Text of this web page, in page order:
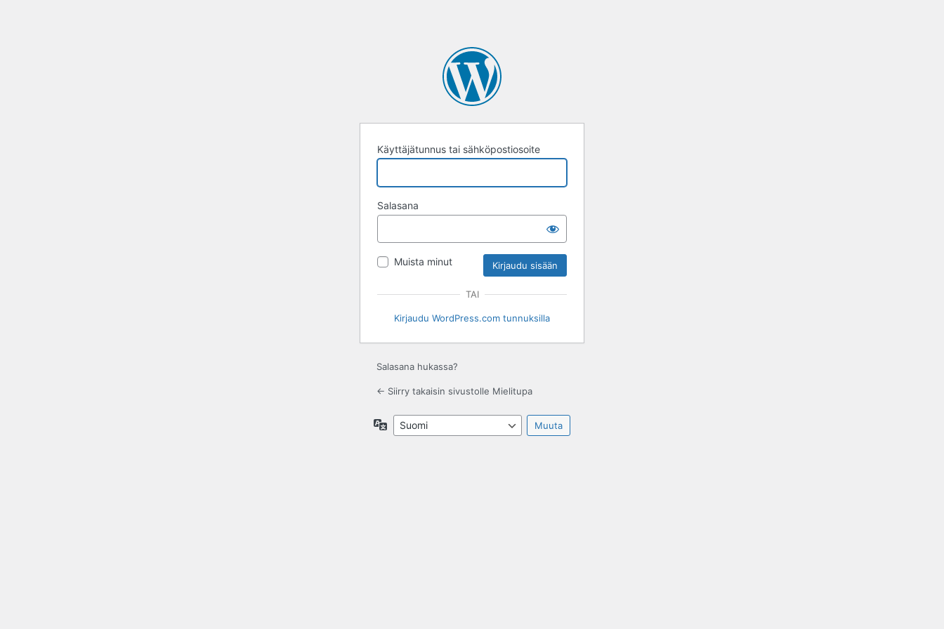
Käyttäjätunnus tai sähköpostiosoite
Salasana
Muista minut
TAI
Kirjaudu WordPress.com tunnuksilla
Salasana hukassa?
← Siirry takaisin sivustolle Mielitupa
Kieli